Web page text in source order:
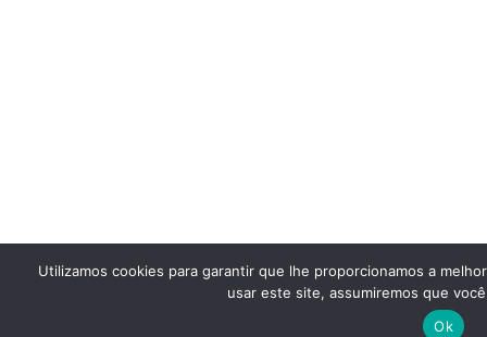
Utilizamos cookies para garantir que lhe proporcionamos a
usar este site, assumiremos que
Ok